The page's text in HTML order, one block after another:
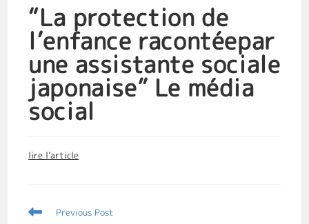
“La protection de
l’enfance racontéepar
une assistante sociale
japonaise” Le média
social
lire l’article
Previous Post